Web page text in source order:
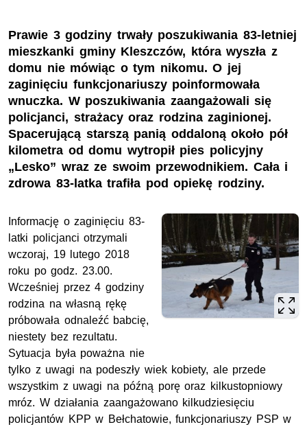
Prawie 3 godziny trwały poszukiwania 83-letniej
mieszkanki gminy Kleszczów, która wyszła z
domu nie mówiąc o tym nikomu. O jej
zaginięciu funkcjonariuszy poinformowała
wnuczka. W poszukiwania zaangażowali się
policjanci, strażacy oraz rodzina zaginionej.
Spacerującą starszą panią oddaloną około pół
kilometra od domu wytropił pies policyjny
„Lesko” wraz ze swoim przewodnikiem. Cała i
zdrowa 83-latka trafiła pod opiekę rodziny.
Informację o zaginięciu 83-
latki policjanci otrzymali
wczoraj, 19 lutego 2018
roku po godz. 23.00.
Wcześniej przez 4 godziny
rodzina na własną rękę
próbowała odnaleźć babcię,
niestety bez rezultatu.
Sytuacja była poważna nie
tylko z uwagi na podeszły wiek kobiety, ale przede
wszystkim z uwagi na późną porę oraz kilkustopniowy
mróz. W działania zaangażowano kilkudziesięciu
policjantów KPP w Bełchatowie, funkcjonariuszy PSP w